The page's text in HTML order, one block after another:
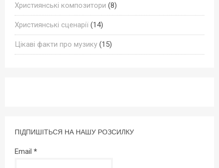
Християнські композитори (8)
Християнські сценарії (14)
Цікаві факти про музику (15)
ПІДПИШІТЬСЯ НА НАШУ РОЗСИЛКУ
Email *